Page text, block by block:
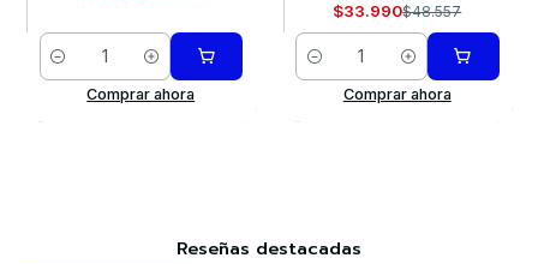
Cantidad
Comprar ahora
$33.990$48.557
Cantidad
Comprar ahora
Reseñas destacadas